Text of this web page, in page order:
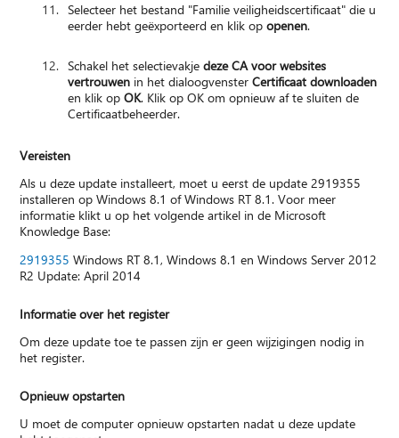
Selecteer het bestand "Familie veiligheidscertificaat" die u
eerder hebt geëxporteerd en klik opopenen.
Schakel het selectievakjedeze CA voor websites
vertrouwen in het dialoogvensterCertificaat downloaden
en klik opOK. Klik op OK om opnieuw af te sluiten de
Certificaatbeheerder.
Vereisten
Als u deze update installeert, moet u eerst de update 2919355
installeren op Windows 8.1 of Windows RT 8.1. Voor meer
informatie klikt u op het volgende artikel in de Microsoft
Knowledge Base:
2919355 Windows RT 8.1, Windows 8.1 en Windows Server 2012
R2 Update: April 2014
Informatie over het register
Om deze update toe te passen zijn er geen wijzigingen nodig in
het register.
Opnieuw opstarten
U moet de computer opnieuw opstarten nadat u deze update